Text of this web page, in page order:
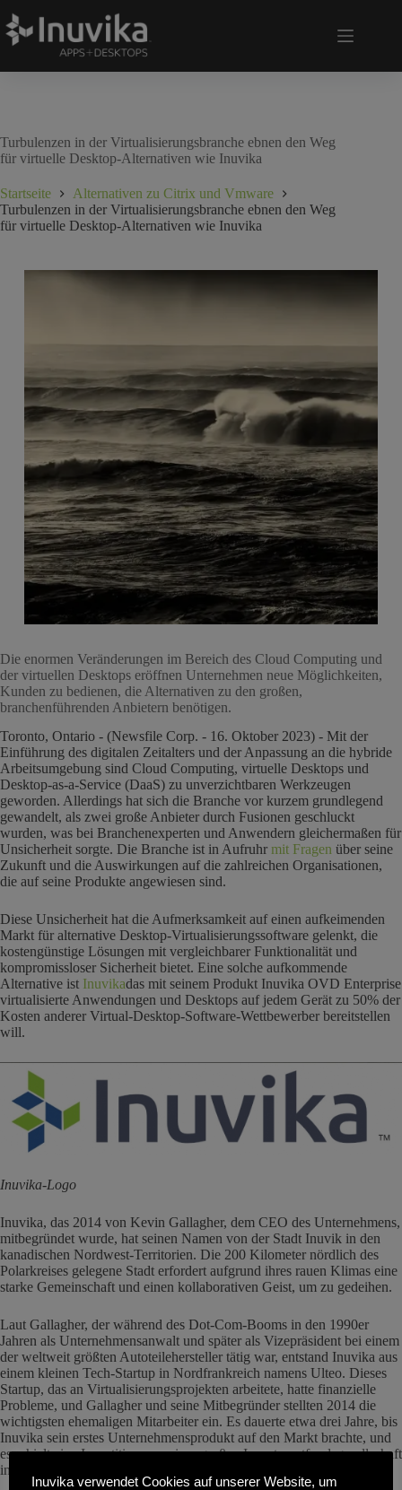
Turbulenzen in der Virtualisierungsbranche ebnen den Weg
für virtuelle Desktop-Alternativen wie Inuvika
Startseite
Alternativen zu Citrix und Vmware
Turbulenzen in der Virtualisierungsbranche ebnen den Weg
für virtuelle Desktop-Alternativen wie Inuvika
Die enormen Veränderungen im Bereich des Cloud Computing und
der virtuellen Desktops eröffnen Unternehmen neue Möglichkeiten,
Kunden zu bedienen, die Alternativen zu den großen,
branchenführenden Anbietern benötigen.
Toronto, Ontario - (Newsfile Corp. - 16. Oktober 2023) - Mit der
Einführung des digitalen Zeitalters und der Anpassung an die hybride
Arbeitsumgebung sind Cloud Computing, virtuelle Desktops und
Desktop-as-a-Service (DaaS) zu unverzichtbaren Werkzeugen
geworden. Allerdings hat sich die Branche vor kurzem grundlegend
gewandelt, als zwei große Anbieter durch Fusionen geschluckt
wurden, was bei Branchenexperten und Anwendern gleichermaßen für
Unsicherheit sorgte. Die Branche ist in Aufruhr mit Fragen über seine
Zukunft und die Auswirkungen auf die zahlreichen Organisationen,
die auf seine Produkte angewiesen sind.
Diese Unsicherheit hat die Aufmerksamkeit auf einen aufkeimenden
Markt für alternative Desktop-Virtualisierungssoftware gelenkt, die
kostengünstige Lösungen mit vergleichbarer Funktionalität und
kompromissloser Sicherheit bietet. Eine solche aufkommende
Alternative ist Inuvikadas mit seinem Produkt Inuvika OVD Enterprise
virtualisierte Anwendungen und Desktops auf jedem Gerät zu 50% der
Kosten anderer Virtual-Desktop-Software-Wettbewerber bereitstellen
will.
Inuvika-Logo
Inuvika, das 2014 von Kevin Gallagher, dem CEO des Unternehmens,
mitbegründet wurde, hat seinen Namen von der Stadt Inuvik in den
kanadischen Nordwest-Territorien. Die 200 Kilometer nördlich des
Polarkreises gelegene Stadt erfordert aufgrund ihres rauen Klimas eine
starke Gemeinschaft und einen kollaborativen Geist, um zu gedeihen.
Laut Gallagher, der während des Dot-Com-Booms in den 1990er
Jahren als Unternehmensanwalt und später als Vizepräsident bei einem
der weltweit größten Autoteilehersteller tätig war, entstand Inuvika aus
einem kleinen Tech-Startup in Nordfrankreich namens Ulteo. Dieses
Startup, das an Virtualisierungsprojekten arbeitete, hatte finanzielle
Probleme, und Gallagher und seine Mitbegründer stellten 2014 die
wichtigsten ehemaligen Mitarbeiter ein. Es dauerte etwa drei Jahre, bis
Inuvika sein erstes Unternehmensprodukt auf den Markt brachte, und
es erhielt eine Investition von einer großen Investmentfondsgesellschaft
in den USA.
Inuvika verwendet Cookies auf unserer Website, um